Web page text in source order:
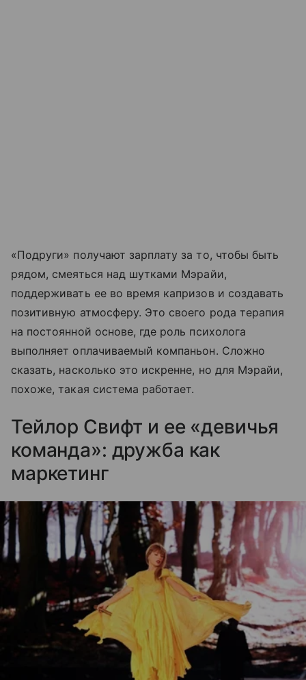
«Подруги» получают зарплату за то, чтобы быть
рядом, смеяться над шутками Мэрайи,
поддерживать ее во время капризов и создавать
позитивную атмосферу. Это своего рода терапия
на постоянной основе, где роль психолога
выполняет оплачиваемый компаньон. Сложно
сказать, насколько это искренне, но для Мэрайи,
похоже, такая система работает.
Тейлор Свифт и ее «девичья
команда»: дружба как
маркетинг